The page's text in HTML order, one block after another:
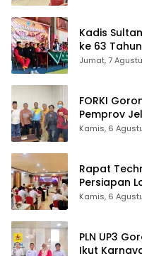
Kadis
ke 63 Tahun
Jumat, 7
FORKI
Pemprov
Gubernur
Kamis, 6
Rapat
Persiapan
Tingkat
Kamis, 6
PLN UP3
Ikut